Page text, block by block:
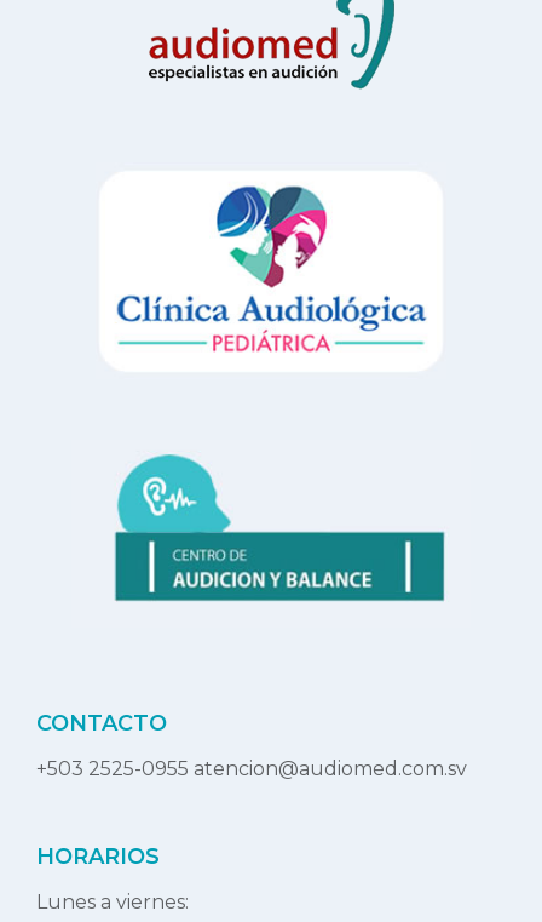
CONTACTO
+503 2525-0955 atencion@audiomed.com.sv
HORARIOS
Lunes a viernes: